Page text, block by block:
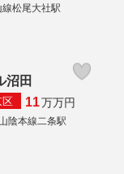
線松尾大社駅
沼田
区 11万万円
陰本線二条駅